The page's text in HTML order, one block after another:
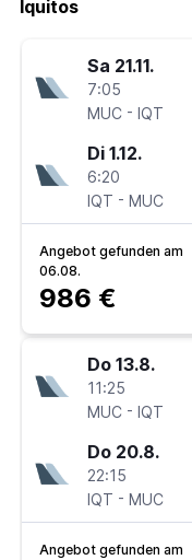
Iquitos
Sa 21.11.
7:05
MUC - IQT
Di 1.12.
6:20
IQT - MUC
Angebot gefunden am
06.08.
986 €
Do 13.8.
11:25
MUC - IQT
Do 20.8.
22:15
IQT - MUC
Angebot gefunden am